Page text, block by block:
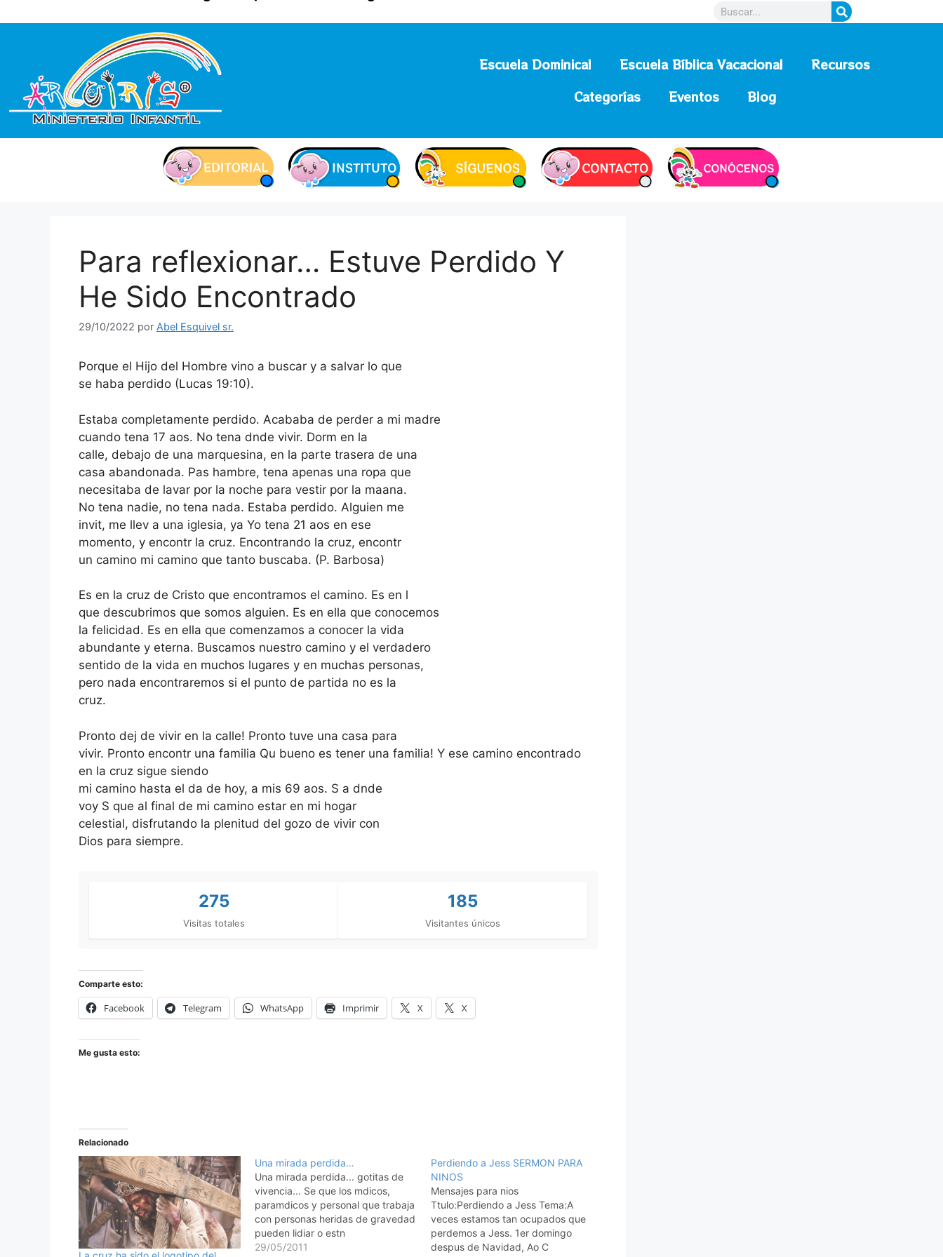
Escuela Dominical Escuela Bíblica Vacacional
Recursos
Categorías
Eventos Blog
Para reflexionar… Estuve Perdido Y
He Sido Encontrado
29/10/2022 por Abel Esquivel sr.
Porque el Hijo del Hombre vino a buscar y a salvar lo que
se haba perdido (Lucas 19:10).
Estaba completamente perdido. Acababa de perder a mi madre
cuando tena 17 aos. No tena dnde vivir. Dorm en la
calle, debajo de una marquesina, en la parte trasera de una
casa abandonada. Pas hambre, tena apenas una ropa que
necesitaba de lavar por la noche para vestir por la maana.
No tena nadie, no tena nada. Estaba perdido. Alguien me
invit, me llev a una iglesia, ya Yo tena 21 aos en ese
momento, y encontr la cruz. Encontrando la cruz, encontr
un camino mi camino que tanto buscaba. (P. Barbosa)
Es en la cruz de Cristo que encontramos el camino. Es en l
que descubrimos que somos alguien. Es en ella que conocemos
la felicidad. Es en ella que comenzamos a conocer la vida
abundante y eterna. Buscamos nuestro camino y el verdadero
sentido de la vida en muchos lugares y en muchas personas,
pero nada encontraremos si el punto de partida no es la
cruz.
Pronto dej de vivir en la calle! Pronto tuve una casa para
vivir. Pronto encontr una familia Qu bueno es tener una familia! Y ese camino encontrado
en la cruz sigue siendo
mi camino hasta el da de hoy, a mis 69 aos. S a dnde
voy S que al final de mi camino estar en mi hogar
celestial, disfrutando la plenitud del gozo de vivir con
Dios para siempre.
275
Visitas totales
185
Visitantes únicos
Comparte esto:
Facebook Telegram WhatsApp Imprimir X X
Me gusta esto:
Relacionado
Una mirada perdida…
Una mirada perdida... gotitas de
vivencia... Se que los mdicos,
paramdicos y personal que trabaja
con personas heridas de gravedad
pueden lidiar o estn
acostumbrados a ver la mirada
29/05/2011
Perdiendo a Jess SERMON PARA
NINOS
Mensajes para nios
Ttulo:Perdiendo a Jess Tema:A
veces estamos tan ocupados que
perdemos a Jess. 1er domingo
despus de Navidad, Ao C